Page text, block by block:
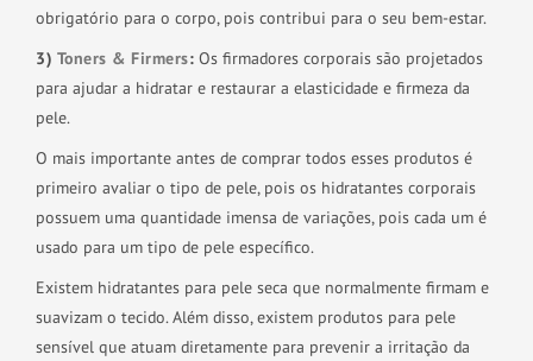
obrigatório para o corpo, pois contribui para o seu bem-estar.
3) Toners & Firmers: Os firmadores corporais são projetados
para ajudar a hidratar e restaurar a elasticidade e firmeza da
pele.
O mais importante antes de comprar todos esses produtos é
primeiro avaliar o tipo de pele, pois os hidratantes corporais
possuem uma quantidade imensa de variações, pois cada um é
usado para um tipo de pele específico.
Existem hidratantes para pele seca que normalmente firmam e
suavizam o tecido. Além disso, existem produtos para pele
sensível que atuam diretamente para prevenir a irritação da